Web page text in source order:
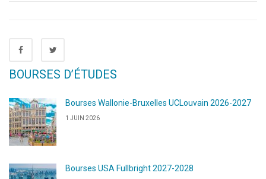
BOURSES D’ÉTUDES
Bourses Wallonie-Bruxelles UCLouvain 2026-2027
1 JUIN 2026
Bourses USA Fullbright 2027-2028